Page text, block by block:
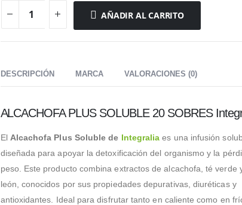
AÑADIR AL CARRITO
DESCRIPCIÓN MARCA VALORACIONES (0)
ALCACHOFA PLUS SOLUBLE 20 SOBRES
El Alcachofa Plus Soluble de Integralia es una infusión
diseñada para apoyar la detoxificación del organismo y la
peso. Este producto combina extractos de alcachofa, té verde
león, conocidos por sus propiedades depurativas, diuréticas y
antioxidantes. Ideal para disfrutar tanto en caliente como en